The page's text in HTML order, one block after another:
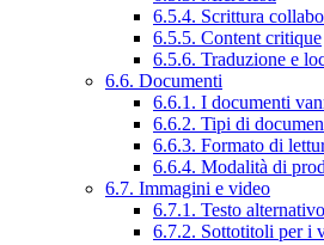
6.5.4. Scrittura
6.5.5. Content critique
6.5.6. Traduzione e
6.6. Documenti
6.6.1. I documenti
6.6.2. Tipi di
6.6.3. Formato di
6.6.4. Modalità di
6.7. Immagini e video
6.7.1. Testo
6.7.2. Sottotitoli per i